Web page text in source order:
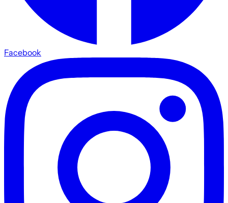
Facebook